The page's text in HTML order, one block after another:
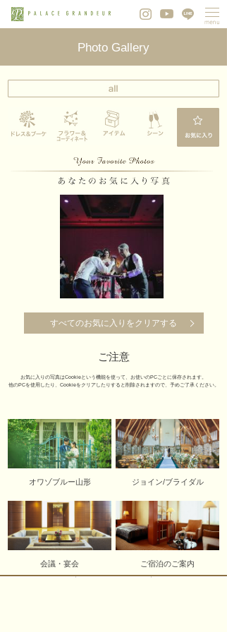
Photo Gallery
すべてのお気に入りをクリアする
ご注意
お気に入りの写真はCookieという機能を使って、お使いのPCごとに保存されます。
他のPCを使用したり、Cookieをクリアしたりすると削除されますので、予めご了承ください。
オワゾブルー山形 ジョイン/ブライダル
会議・宴会 ご宿泊のご案内